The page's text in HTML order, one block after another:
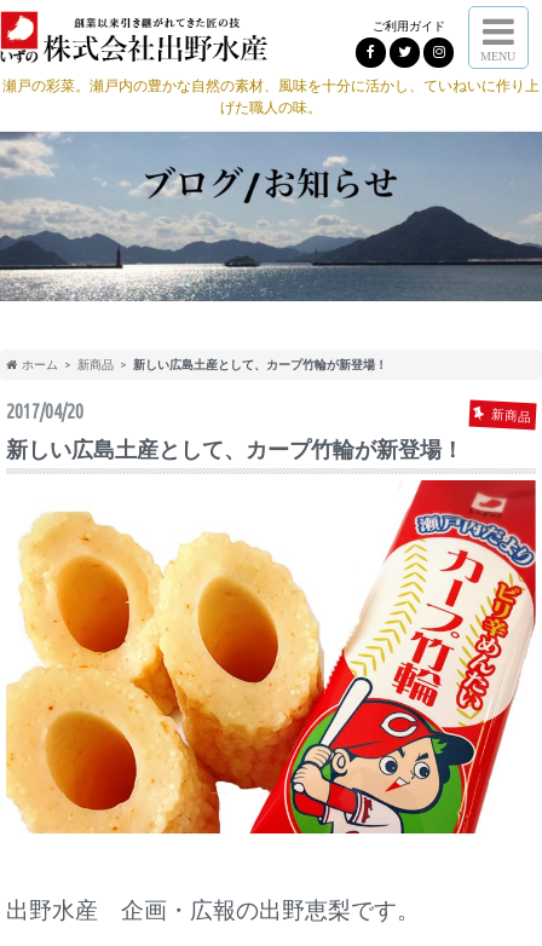
ご利用ガイド
MENU
瀬戸の彩菜。瀬戸内の豊かな自然の素材、風味を十分に活かし、ていねいに作り上
げた職人の味。
ホーム 新商品 新しい広島土産として、カープ竹輪が新登場！
2017/04/20 新商品
新しい広島土産として、カープ竹輪が新登場！
出野水産 企画・広報の出野恵梨です。